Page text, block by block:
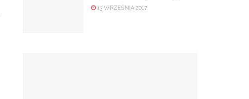
13 WRZEŚNIA 2017